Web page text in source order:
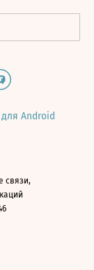
Android
связи,